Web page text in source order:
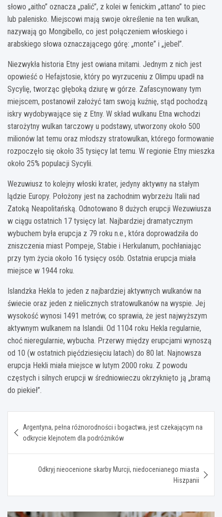
słowo „aitho” oznacza „palić”, z kolei w fenickim „attano” to piec
lub palenisko. Miejscowi mają swoje określenie na ten wulkan,
nazywają go Mongibello, co jest połączeniem włoskiego i
arabskiego słowa oznaczającego górę: „monte” i „jebel”.
Niezwykła historia Etny jest owiana mitami. Jednym z nich jest
opowieść o Hefajstosie, który po wyrzuceniu z Olimpu upadł na
Sycylię, tworząc głęboką dziurę w górze. Zafascynowany tym
miejscem, postanowił założyć tam swoją kuźnię, stąd pochodzą
iskry wydobywające się z Etny. W skład wulkanu Etna wchodzi
starożytny wulkan tarczowy u podstawy, utworzony około 500
milionów lat temu oraz młodszy stratowulkan, którego formowanie
rozpoczęło się około 35 tysięcy lat temu. W regionie Etny mieszka
około 25% populacji Sycylii.
Wezuwiusz to kolejny włoski krater, jedyny aktywny na stałym
lądzie Europy. Położony jest na zachodnim wybrzeżu Italii nad
Zatoką Neapolitańską. Odnotowano 8 dużych erupcji Wezuwiusza
w ciągu ostatnich 17 tysięcy lat. Najbardziej dramatycznym
wybuchem była erupcja z 79 roku n.e., która doprowadziła do
zniszczenia miast Pompeje, Stabie i Herkulanum, pochłaniając
przy tym życia około 16 tysięcy osób. Ostatnia erupcja miała
miejsce w 1944 roku.
Islandzka Hekla to jeden z najbardziej aktywnych wulkanów na
świecie oraz jeden z nielicznych stratowulkanów na wyspie. Jej
wysokość wynosi 1491 metrów, co sprawia, że jest najwyższym
aktywnym wulkanem na Islandii. Od 1104 roku Hekla regularnie,
choć nieregularnie, wybucha. Przerwy między erupcjami wynoszą
od 10 (w ostatnich pięćdziesięciu latach) do 80 lat. Najnowsza
erupcja Hekli miała miejsce w lutym 2000 roku. Z powodu
częstych i silnych erupcji w średniowieczu okrzyknięto ją „bramą
do piekieł”.
wpisu
Argentyna, pełna różnorodności i bogactwa, jest czekającym na
odkrycie klejnotem dla podróżników
Odkryj nieocenione skarby Murcji, niedocenianego miasta
Hiszpanii